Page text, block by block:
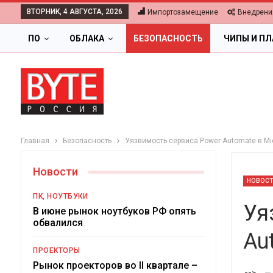
ВТОРНИК, 4 АВГУСТА, 2026 Импортозамещение
ПО ОБЛАКА БЕЗОПАСНОСТЬ ЧИПЫ И
Главная Безопасность Уязвимость сервиса Power Automate в
Новости
ПК, НОУТБУКИ
В июне рынок ноутбуков РФ опять
обвалился
ПРОЕКТОРЫ
Рынок проекторов во II квартале –